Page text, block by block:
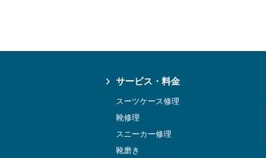
サービス・料金
スーツケース修理
靴修理
スニーカー修理
靴磨き